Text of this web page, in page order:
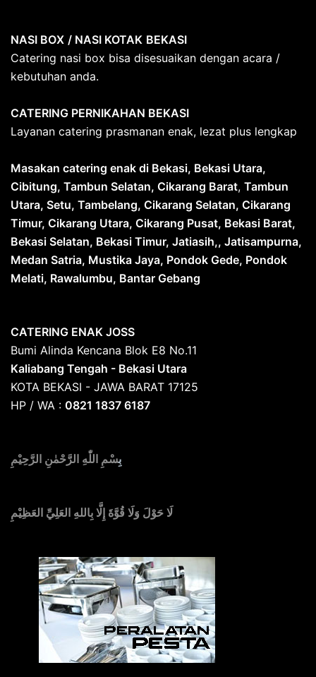
NASI BOX / NASI KOTAK BEKASI
Catering nasi box bisa disesuaikan dengan acara /
kebutuhan anda.
CATERING PERNIKAHAN BEKASI
Layanan catering prasmanan enak, lezat plus lengkap
Masakan catering enak di Bekasi, Bekasi Utara,
Cibitung, Tambun Selatan, Cikarang Barat, Tambun
Utara, Setu, Tambelang, Cikarang Selatan, Cikarang
Timur, Cikarang Utara, Cikarang Pusat, Bekasi Barat,
Bekasi Selatan, Bekasi Timur, Jatiasih,, Jatisampurna,
Medan Satria, Mustika Jaya, Pondok Gede, Pondok
Melati, Rawalumbu, Bantar Gebang
CATERING ENAK JOSS
Bumi Alinda Kencana Blok E8 No.11
Kaliabang Tengah - Bekasi Utara
KOTA BEKASI - JAWA BARAT 17125
HP / WA : 0821 1837 6187
بِسْمِ اللّٰهِ الرَّحْمٰنِ الرَّحِيْمِ
لَا حَوْلَ وَلَا قُوَّةَ إِلَّا بِاللهِ العَلِيِّ العَظِيْمِ